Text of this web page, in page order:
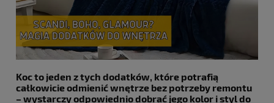
Koc to jeden z tych dodatków, które potrafią
całkowicie odmienić wnętrze bez potrzeby remontu
– wystarczy odpowiednio dobrać jego kolor i styl do